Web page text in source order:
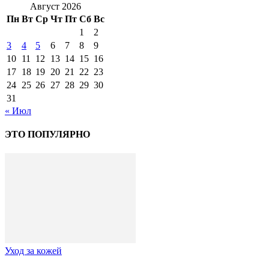
Август 2026
Пн Вт Ср Чт Пт Сб Вс
1
2
3
4 5 6 7 8
9
10 11 12 13 14 15 16
17 18 19 20 21 22 23
24 25 26 27 28 29 30
31
« Июл
ЭТО ПОПУЛЯРНО
Уход за кожей